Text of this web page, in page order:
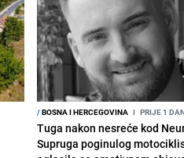
/BOSNA I HERCEGOVINA I PRIJE 1
Tuga nakon nesreće kod
Supruga poginulog